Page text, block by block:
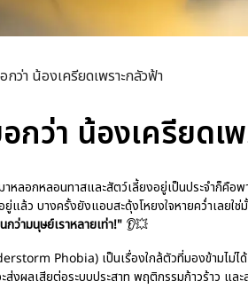
า น้องเครียดเพราะกลัวฟ้า
า น้องเครียดเพ
าหลอกหลอนทาสและสัตว์เลี้ยงอยู่เป็นประจำก็คื
แล้ว บางครั้งยังแอบสะดุ้งโหยงใจหายคว่ำเลยใช่
กว่ามนุษย์เราหลายเท่า!"👂💥
Phobia) เป็นเรื่องใกล้ตัวที่มองข้ามไม่ไ
ผลเสียต่อระบบประสาท พฤติกรรมก้าวร้าว และ